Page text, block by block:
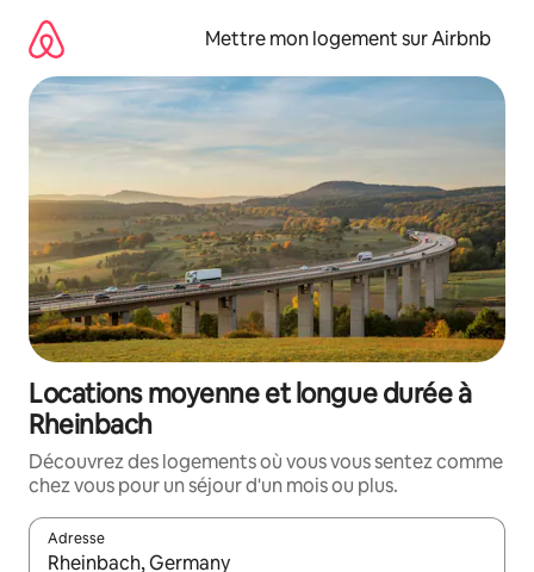
directement
contenu
Mettre mon logement sur Airbnb
Locations moyenne et longue durée à
Rheinbach
Découvrez des logements où vous vous sentez comme
chez vous pour un séjour d'un mois ou plus.
Adresse
Lorsque les résultats s'affichent, utilisez les flèches vers le